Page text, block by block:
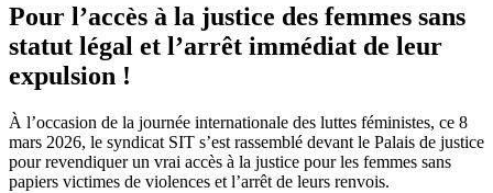
Pour l’accès à la justice des femmes sans
statut légal et l’arrêt immédiat de leur
expulsion !
À l’occasion de la journée internationale des luttes féministes, ce 8
mars 2026, le syndicat SIT s’est rassemblé devant le Palais de justice
pour revendiquer un vrai accès à la justice pour les femmes sans
papiers victimes de violences et l’arrêt de leurs renvois.